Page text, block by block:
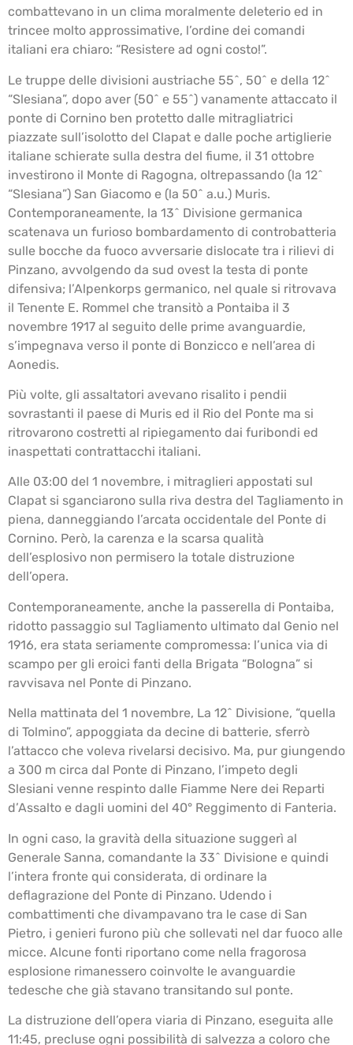
combattevano in un clima moralmente deleterio ed in
trincee molto approssimative, l’ordine dei comandi
italiani era chiaro: “Resistere ad ogni costo!”.
Le truppe delle divisioni austriache 55^, 50^ e della 12^
“Slesiana”, dopo aver (50^ e 55^) vanamente attaccato il
ponte di Cornino ben protetto dalle mitragliatrici
piazzate sull’isolotto del Clapat e dalle poche artiglierie
italiane schierate sulla destra del fiume, il 31 ottobre
investirono il Monte di Ragogna, oltrepassando (la 12^
“Slesiana”) San Giacomo e (la 50^ a.u.) Muris.
Contemporaneamente, la 13^ Divisione germanica
scatenava un furioso bombardamento di controbatteria
sulle bocche da fuoco avversarie dislocate tra i rilievi di
Pinzano, avvolgendo da sud ovest la testa di ponte
difensiva; l’Alpenkorps germanico, nel quale si ritrovava
il Tenente E. Rommel che transitò a Pontaiba il 3
novembre 1917 al seguito delle prime avanguardie,
s’impegnava verso il ponte di Bonzicco e nell’area di
Aonedis.
Più volte, gli assaltatori avevano risalito i pendii
sovrastanti il paese di Muris ed il Rio del Ponte ma si
ritrovarono costretti al ripiegamento dai furibondi ed
inaspettati contrattacchi italiani.
Alle 03:00 del 1 novembre, i mitraglieri appostati sul
Clapat si sganciarono sulla riva destra del Tagliamento in
piena, danneggiando l’arcata occidentale del Ponte di
Cornino. Però, la carenza e la scarsa qualità
dell’esplosivo non permisero la totale distruzione
dell’opera.
Contemporaneamente, anche la passerella di Pontaiba,
ridotto passaggio sul Tagliamento ultimato dal Genio nel
1916, era stata seriamente compromessa: l’unica via di
scampo per gli eroici fanti della Brigata “Bologna” si
ravvisava nel Ponte di Pinzano.
Nella mattinata del 1 novembre, La 12^ Divisione, “quella
di Tolmino”, appoggiata da decine di batterie, sferrò
l’attacco che voleva rivelarsi decisivo. Ma, pur giungendo
a 300 m circa dal Ponte di Pinzano, l’impeto degli
Slesiani venne respinto dalle Fiamme Nere dei Reparti
d’Assalto e dagli uomini del 40° Reggimento di Fanteria.
In ogni caso, la gravità della situazione suggerì al
Generale Sanna, comandante la 33^ Divisione e quindi
l’intera fronte qui considerata, di ordinare la
deflagrazione del Ponte di Pinzano. Udendo i
combattimenti che divampavano tra le case di San
Pietro, i genieri furono più che sollevati nel dar fuoco alle
micce. Alcune fonti riportano come nella fragorosa
esplosione rimanessero coinvolte le avanguardie
tedesche che già stavano transitando sul ponte.
La distruzione dell’opera viaria di Pinzano, eseguita alle
11:45, precluse ogni possibilità di salvezza a coloro che